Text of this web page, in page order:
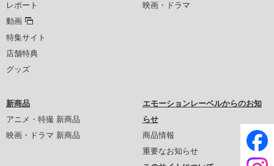
レポート
動画
特集サイト
店舗特典
グッズ
映画・ドラマ
新商品
アニメ・特撮 新商品
映画・ドラマ 新商品
エモーションレーベルからのお知
らせ
商品情報
重要なお知らせ